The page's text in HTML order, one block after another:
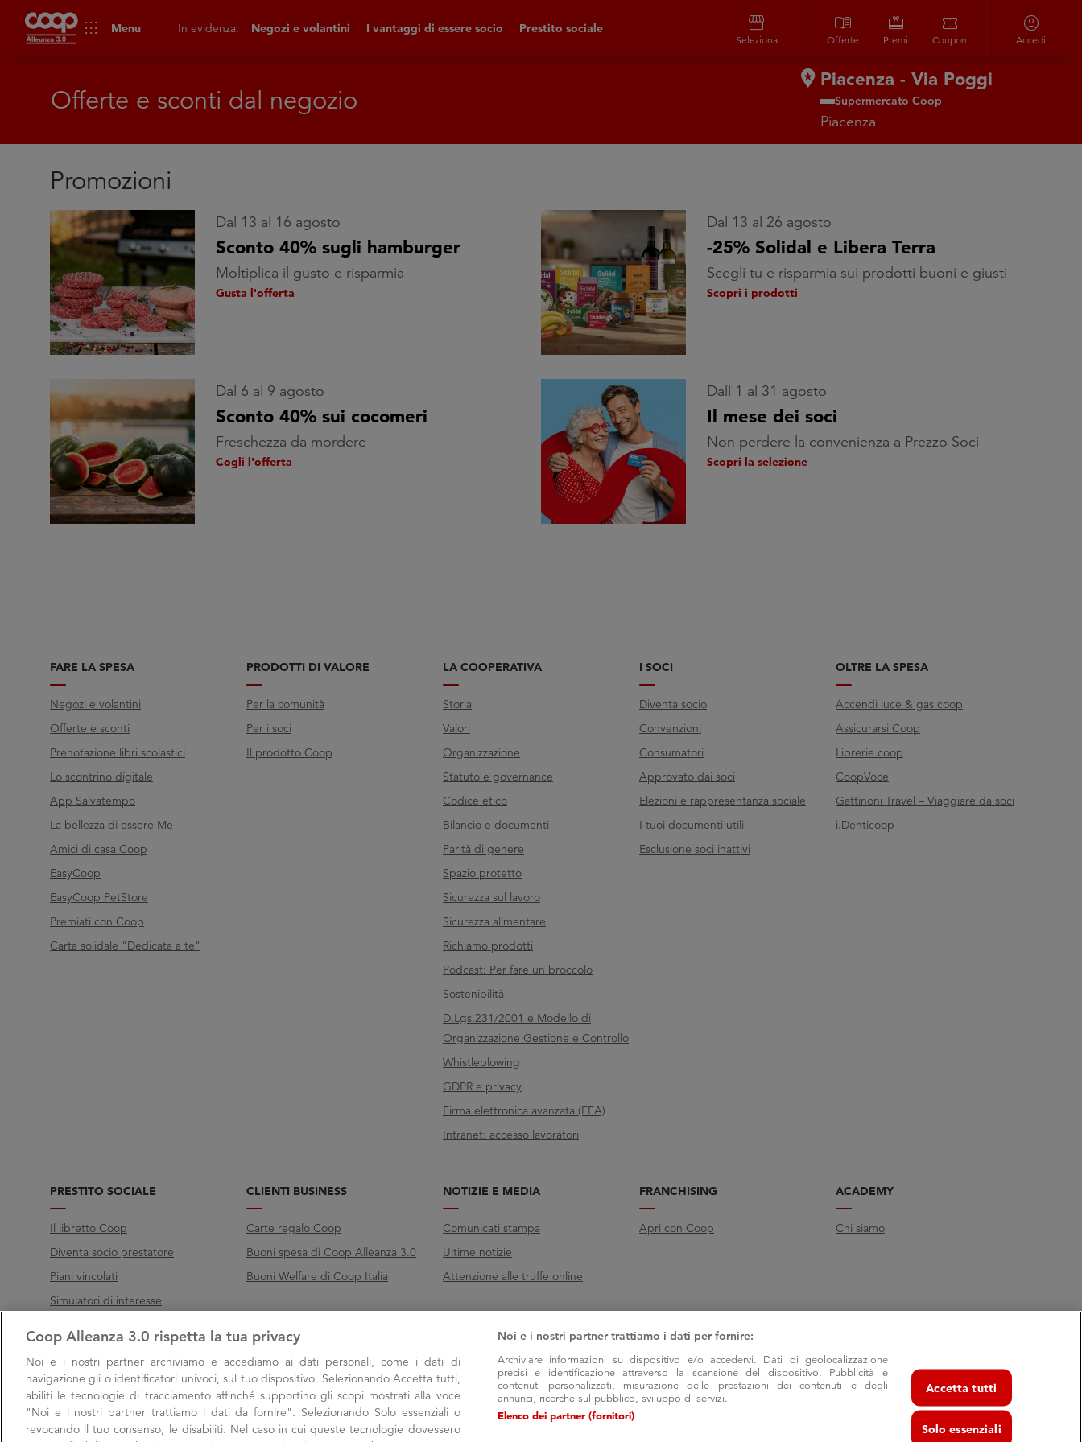
apps Menu In evidenza: Negozi e volantini I vantaggi di essere socio Prestito sociale storefront
Seleziona
menu_book
Offerte
redeem
Premi
confirmation_number
Coupon
account_circle
Accedi
Offerte e sconti dal negozio
Piacenza - Via Poggi
Supermercato Coop
Piacenza
Promozioni
Dal 13 al 16 agosto
Sconto 40% sugli hamburger
Moltiplica il gusto e risparmia
Gusta l'offerta
Dal 13 al 26 agosto
-25% Solidal e Libera Terra
Scegli tu e risparmia sui prodotti buoni e giusti
Scopri i prodotti
Dal 6 al 9 agosto
Sconto 40% sui cocomeri
Freschezza da mordere
Cogli l'offerta
Dall'1 al 31 agosto
Il mese dei soci
Non perdere la convenienza a Prezzo Soci
Scopri la selezione
FARE LA SPESA
Negozi e volantini
Offerte e sconti
Prenotazione libri scolastici
Lo scontrino digitale
App Salvatempo
La bellezza di essere Me
Amici di casa Coop
EasyCoop
EasyCoop PetStore
Premiati con Coop
Carta solidale "Dedicata a te"
PRODOTTI DI VALORE
Per la comunità
Per i soci
Il prodotto Coop
LA COOPERATIVA
Storia
Valori
Organizzazione
Statuto e governance
Codice etico
Bilancio e documenti
Parità di genere
Spazio protetto
Sicurezza sul lavoro
Sicurezza alimentare
Richiamo prodotti
Podcast: Per fare un broccolo
Sostenibilità
D.Lgs.231/2001 e Modello di
Organizzazione Gestione e Controllo
Whistleblowing
GDPR e privacy
Firma elettronica avanzata (FEA)
Intranet: accesso lavoratori
I SOCI
Diventa socio
Convenzioni
Consumatori
Approvato dai soci
Elezioni e rappresentanza sociale
I tuoi documenti utili
Esclusione soci inattivi
OLTRE LA SPESA
Accendi luce & gas coop
Assicurarsi Coop
Librerie.coop
CoopVoce
Gattinoni Travel – Viaggiare da soci
i.Denticoop
PRESTITO SOCIALE
Il libretto Coop
Diventa socio prestatore
Piani vincolati
Simulatori di interesse
CLIENTI BUSINESS
Carte regalo Coop
Buoni spesa di Coop Alleanza 3.0
Buoni Welfare di Coop Italia
NOTIZIE E MEDIA
Comunicati stampa
Ultime notizie
Attenzione alle truffe online
FRANCHISING
Apri con Coop
ACADEMY
Chi siamo
Call800 000 003
Lunedì → Venerdì, 9:00 → 17:00
Sabato, 9:00 → 13:00
Coop Alleanza 3.0 rispetta la tua privacy
Noi e i nostri partner archiviamo e accediamo ai dati personali, come i dati di
navigazione gli o identificatori univoci, sul tuo dispositivo. Selezionando Accetta tutti,
abiliti le tecnologie di tracciamento affinché supportino gli scopi mostrati alla voce
"Noi e i nostri partner trattiamo i dati da fornire". Selezionando Solo essenziali o
revocando il tuo consenso, le disabiliti. Nel caso in cui queste tecnologie dovessero
Noi e i nostri partner trattiamo i dati per fornire:
Archiviare informazioni su dispositivo e/o accedervi. Dati di geolocalizzazione
precisi e identificazione attraverso la scansione del dispositivo. Pubblicità e
contenuti personalizzati, misurazione delle prestazioni dei contenuti e degli
annunci, ricerche sul pubblico, sviluppo di servizi.
Elenco dei partner (fornitori)
Accetta tutti
Solo essenziali